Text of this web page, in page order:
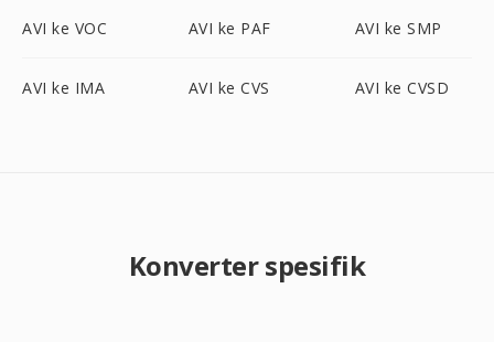
AVI ke VOC AVI ke PAF AVI ke SMP
AVI ke IMA AVI ke CVS AVI ke CVSD
Konverter spesifik